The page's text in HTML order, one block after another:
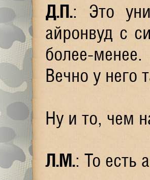
Д.П.: Это
айронвуд с
более-
Вечно у него
Ну и то, чем
Л.М.: То есть